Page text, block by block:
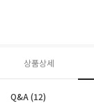
상품상세
Q&A (12)